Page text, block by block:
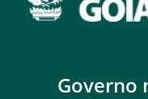
Governo